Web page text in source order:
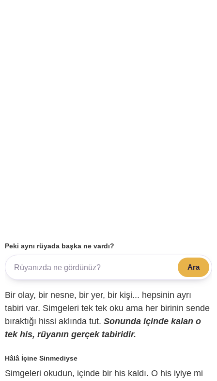
Peki aynı rüyada başka ne vardı?
Ara
Bir olay, bir nesne, bir yer, bir kişi... hepsinin ayrı
tabiri var. Simgeleri tek tek oku ama her birinin sende
bıraktığı hissi aklında tut. Sonunda içinde kalan o
tek his, rüyanın gerçek tabiridir.
Hâlâ İçine Sinmediyse
Simgeleri okudun, içinde bir his kaldı. O his iyiye mi